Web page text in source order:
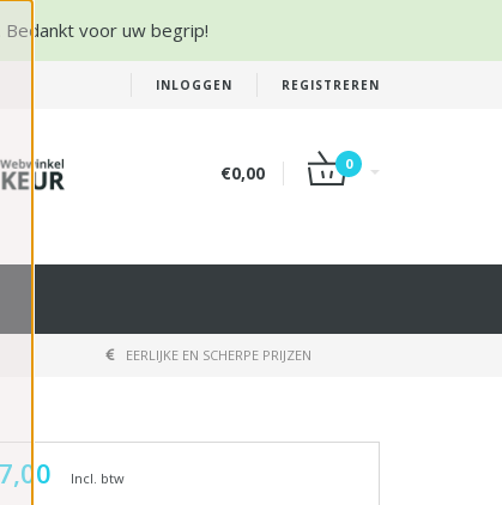
voor uw begrip!
INLOGGEN REGISTREREN
€0,00 0
EERLIJKE EN SCHERPE PRIJZEN
Incl. btw